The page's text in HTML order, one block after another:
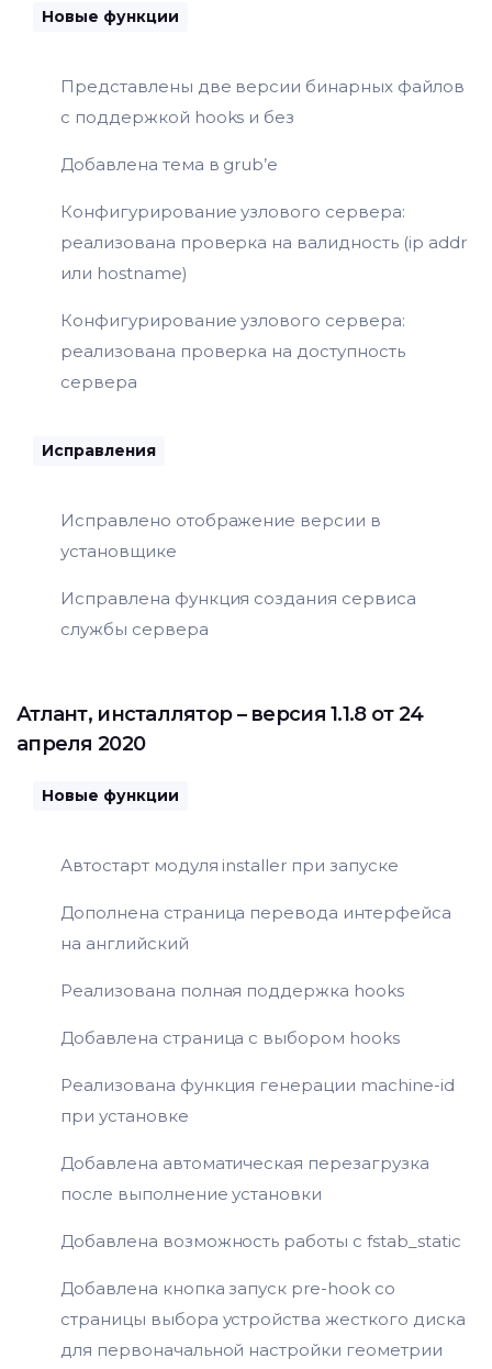
Новые функции
Представлены две версии бинарных файлов
с поддержкой hooks и без
Добавлена тема в grub’e
Конфигурирование узлового сервера:
реализована проверка на валидность (ip addr
или hostname)
Конфигурирование узлового сервера:
реализована проверка на доступность
сервера
Исправления
Исправлено отображение версии в
установщике
Исправлена функция создания сервиса
службы сервера
Атлант, инсталлятор– версия 1.1.8 от 24
апреля 2020
Новые функции
Автостарт модуля installer при запуске
Дополнена страница перевода интерфейса
на английский
Реализована полная поддержка hooks
Добавлена страница с выбором hooks
Реализована функция генерации machine-id
при установке
Добавлена автоматическая перезагрузка
после выполнение установки
Добавлена возможность работы с fstab_static
Добавлена кнопка запуск pre-hook со
страницы выбора устройства жесткого диска
для первоначальной настройки геометрии